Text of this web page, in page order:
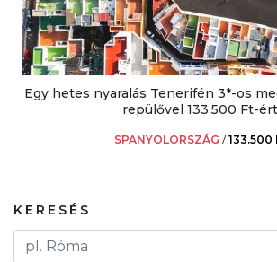
Egy hetes nyaralás Tenerifén 3*-os
repülővel 133.500 Ft-
SPANYOLORSZÁG /133.500
KERESÉS